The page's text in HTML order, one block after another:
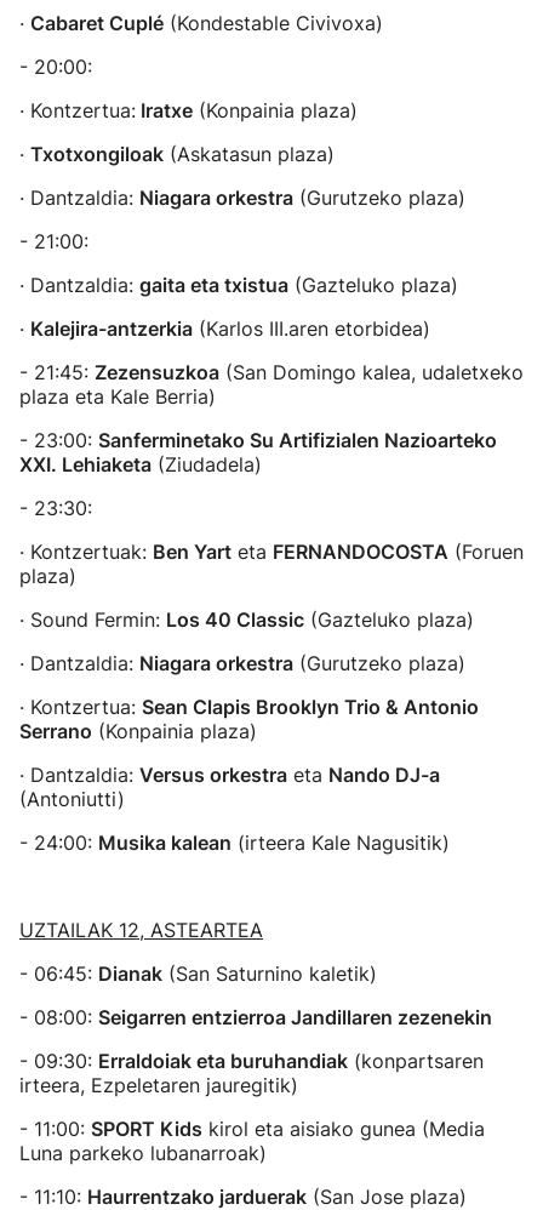
· Cabaret Cuplé (Kondestable Civivoxa)
- 20:00:
· Kontzertua: Iratxe (Konpainia plaza)
· Txotxongiloak (Askatasun plaza)
· Dantzaldia: Niagara orkestra (Gurutzeko plaza)
- 21:00:
· Dantzaldia: gaita eta txistua (Gazteluko plaza)
· Kalejira-antzerkia (Karlos III.aren etorbidea)
- 21:45: Zezensuzkoa (San Domingo kalea, udaletxeko
plaza eta Kale Berria)
- 23:00: Sanferminetako Su Artifizialen Nazioarteko
XXI. Lehiaketa (Ziudadela)
- 23:30:
· Kontzertuak: Ben Yart eta FERNANDOCOSTA (Foruen
plaza)
· Sound Fermin: Los 40 Classic (Gazteluko plaza)
· Dantzaldia: Niagara orkestra (Gurutzeko plaza)
· Kontzertua: Sean Clapis Brooklyn Trio & Antonio
Serrano (Konpainia plaza)
· Dantzaldia: Versus orkestra eta Nando DJ-a
(Antoniutti)
- 24:00: Musika kalean (irteera Kale Nagusitik)
UZTAILAK 12, ASTEARTEA
- 06:45: Dianak (San Saturnino kaletik)
- 08:00: Seigarren entzierroa Jandillaren zezenekin
- 09:30: Erraldoiak eta buruhandiak (konpartsaren
irteera, Ezpeletaren jauregitik)
- 11:00: SPORT Kids kirol eta aisiako gunea (Media
Luna parkeko lubanarroak)
- 11:10: Haurrentzako jarduerak (San Jose plaza)